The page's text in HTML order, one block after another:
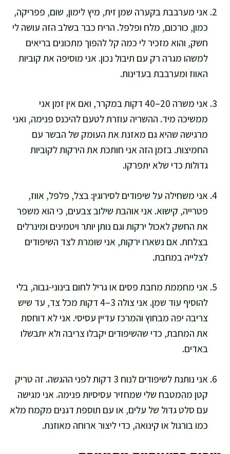
אני מערבבת בקערה שמן זית, מיץ לימון, שום, פפריקה,
כמון, כורכום, מלח ופלפל. הריח כבר בשלב הזה עושה לי
חשק, והוא מזכיר לי כמה קל להפוך מתכונים בריאים
למשהו מגרה רק עם תיבול נכון. אני מוסיפה את קוביות
האווז ומערבבת בעדינות.
אני משרה 20–40 דקות במקרר, ואם אין זמן אני
ממשיכה מיד. ההשריה עוזרת לטעם להיכנס פנימה, ואני
מרגישה שהיא גם מאזנת את העומק של הבשר עם
החמיצות. בזמן הזה אני חותכת את הירקות לקוביות
גדולות כדי שלא יתפרקו.
אני משחילה על שיפודים לסירוגין: בצל, פלפל, אווז,
פטרייה, קישוא. אני אוהבת שילוב צבעים, כי הוא משפר
את החשק לאכול ירקות וגם נותן יותר ויטמינים ומינרלים
בצלחת. אם נשארו ירקות, אני שומרת לצד השיפודים
לצלייה במחבת.
אני מחממת מחבת פסים או גריל לחום בינוני-גבוה, בלי
להוסיף עוד שמן. אני צולה 3–4 דקות מכל צד, עד שיש
צריבה יפה מבחוץ והמרכז עדיין עסיסי. אני לא דוחסת
את המחבת, כדי שהשיפודים יקבלו צריבה ולא יתבשלו
באדים.
אני נותנת לשיפודים לנוח 3 דקות לפני ההגשה. זה טריק
קטן מהמטבח שלי שמחזיר עסיסיות פנימה. אני מגישה
עם סלט גדול של עלים, או עם תוספת דגנים מקמח מלא
כמו בורגול או קינואה, כדי ליצור ארוחה מאוזנת.